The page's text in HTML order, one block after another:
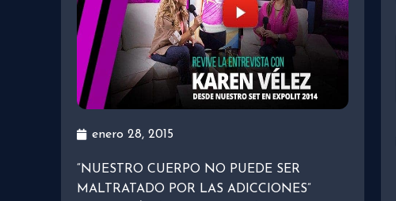
enero 28, 2015
“NUESTRO CUERPO NO PUEDE SER
MALTRATADO POR LAS ADICCIONES”